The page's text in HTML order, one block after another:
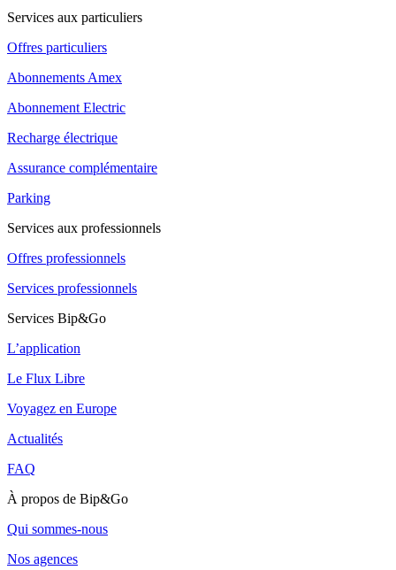
Services aux particuliers
Offres particuliers
Abonnements Amex
Abonnement Electric
Recharge électrique
Assurance complémentaire
Parking
Services aux professionnels
Offres professionnels
Services professionnels
Services Bip&Go
L’application
Le Flux Libre
Voyagez en Europe
Actualités
FAQ
À propos de Bip&Go
Qui sommes-nous
Nos agences